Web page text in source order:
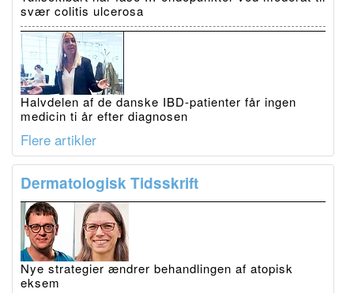
svær colitis ulcerosa
Halvdelen af de danske IBD-patienter får ingen
medicin ti år efter diagnosen
Flere artikler
Dermatologisk Tidsskrift
Nye strategier ændrer behandlingen af atopisk
eksem